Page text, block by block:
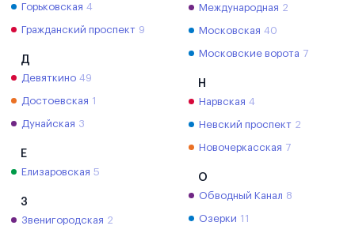
Горьковская 4
Гражданский проспект 9
Д
Девяткино 49
Достоевская 1
Дунайская 3
Е
Елизаровская 5
З
Звенигородская 2
Международная 2
Московская 40
Московские ворота 7
Н
Нарвская 4
Невский проспект 2
Новочеркасская 7
О
Обводный Канал 8
Озерки 11